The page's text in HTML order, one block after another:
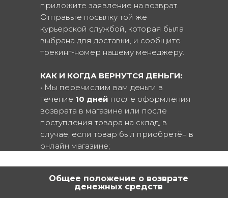
приложите заявление на возврат.
Отправьте посылку той же
курьерской службой, которая была
выбрана для доставки, и сообщите
трекинг-номер нашему менеджеру.
КАК И КОГДА ВЕРНУТСЯ ДЕНЬГИ:
• Мы перечислим вам деньги в
течение 10 дней после оформления
возврата в магазине или после
поступления товара на склад, в
случае, если товар был приобретён в
онлайн магазине;
безналичным способом, деньги
вернутся на счет, с которого
происходила оплата.
Общее положение о возврате
денежных средств